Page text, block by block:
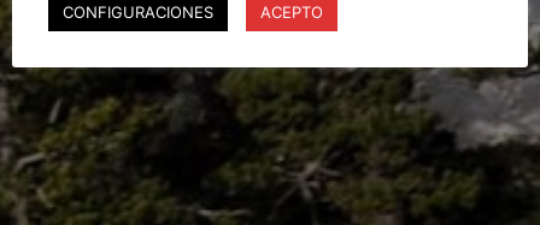
CONFIGURACIONES ACEPTO